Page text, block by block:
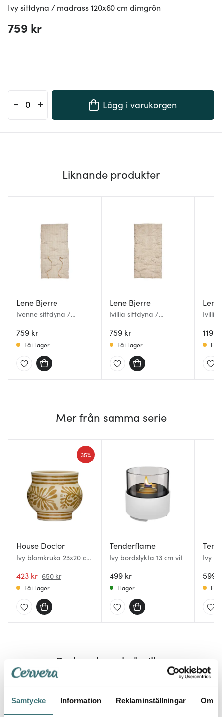
Samtycke Information Reklaminställningar Om
Ivy sittdyna / madrass 120x60 cm dimgrön
759 kr
- + Lägg i varukorgen
Liknande produkter
Lene Bjerre
Ivenne sittdyna /
ockra
759 kr
Få i lager
Lene Bjerre
Ivillia sittdyna /
ockra
759 kr
Få i lager
Ivillia
ockra
1199
Få
Mer från samma serie
House Doctor
Ivy blomkruka 23x20 cm
423 kr 650 kr
35%
Få i lager
Tenderflame
Ivy bordslykta 13 cm vit
499 kr
I lager
Ivy
599
Få
Du kanske också gillar